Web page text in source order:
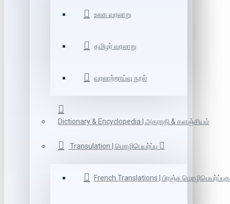
உலக வரலாறு
தமிழர் வரலாறு
வரலாற்றாய்வு நூல்
Dictionary & Encyclopedia | அகராதி & களஞ்சியம்
Transulation | மொழிபெயர்ப்பு
French Translations | பிரஞ்சு